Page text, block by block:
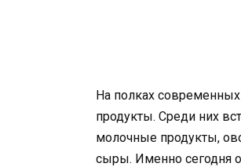
На полках
продукты. Среди них
молочные продукты,
сыры. Именно сегодня о